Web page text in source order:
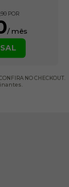
/ mês
POR
NO CHECKOUT.